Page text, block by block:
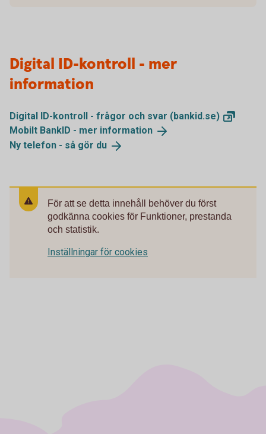
Digital ID-kontroll - mer
information
Digital ID-kontroll - frågor och svar (bankid.se)
Mobilt BankID - mer information
Ny telefon - så gör du
För att se detta innehåll behöver du först
godkänna cookies för Funktioner, prestanda
och statistik.
Inställningar för cookies